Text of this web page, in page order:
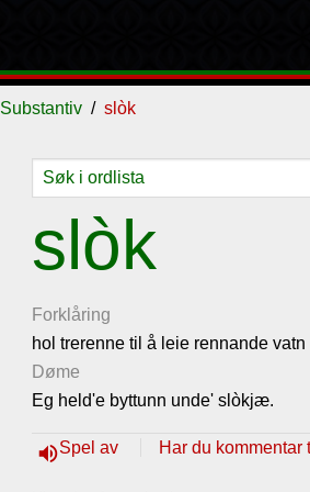
Substantiv slòk
slòk
Forklåring
hol trerenne til å leie rennande vatn
Døme
Eg held'e byttunn unde' slòkjæ.
volume_upSpel av Har du kommentar